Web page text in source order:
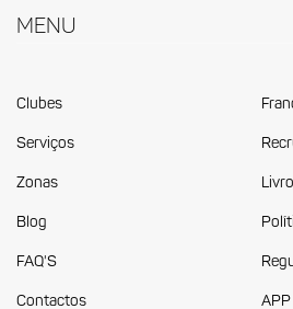
Menu
Clubes
Serviços
Zonas
Blog
FAQ'S
Contactos